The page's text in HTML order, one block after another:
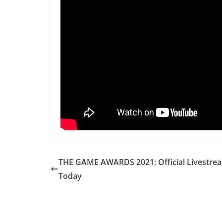
THE GAME AWARDS 2021: Official
Today